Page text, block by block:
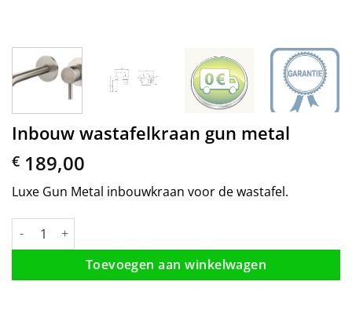
Inbouw wastafelkraan gun metal
€ 189,00
Luxe Gun Metal inbouwkraan voor de wastafel.
Inbouw wastafelkraan gun metal aantal
Toevoegen aan winkelwagen